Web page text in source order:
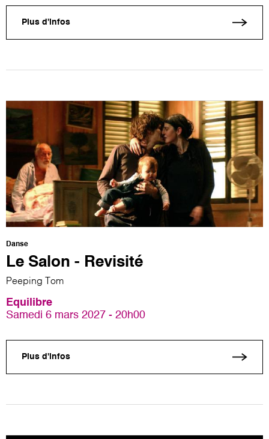
Plus d'infos
Danse
Le Salon - Revisité
Peeping Tom
Equilibre
Samedi 6 mars 2027 - 20h00
Plus d'infos